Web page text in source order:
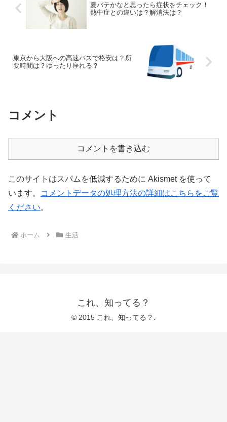
夏バテかなと思ったら症状をチェック！
熱中症との違いは？解消法は？
東京から大阪への高速バスで格安は？所
要時間は？ゆったり座れる？
コメント
コメントを書き込む
このサイトはスパムを低減するために Akismet を使って
います。
コメントデータの処理方法の詳細はこちらをご覧
ください。
ホーム 生活
これ、知ってる？
© 2015 これ、知ってる？.